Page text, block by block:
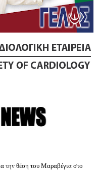
την θέση του Μαραβέγια στο